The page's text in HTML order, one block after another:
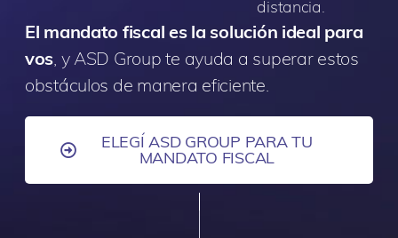
distancia.
El mandato fiscal es la solución ideal para
vos, y ASD Group te ayuda a superar estos
obstáculos de manera eficiente.
ELEGÍ ASD GROUP PARA TU
MANDATO FISCAL